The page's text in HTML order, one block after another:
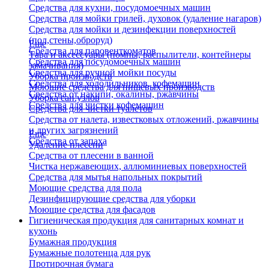
Средства для кухни, посудомоечных машин
Средства для мойки грилей, духовок (удаление нагаров)
Средства для мойки и дезинфекции поверхностей
(пол,стены,оброруд)
Средства для паровенткоматов
Средства для посудомоечных машин
Средства для ручной мойки посуды
Средства для холодильников, кофемашин
Средства от накипи, окалины, ржавчины
Средства для чистки кофемашин
Еще
Тара и аксессуары (помпы, распылители, контейнеры
замачивания)
Уборка производств
Моющие средства для пищевых производств
Уборка сан.узлов
Средства для чистки туалетов
Средства от налета, известковых отложений, ржавчины
и других загрязнений
Средства от запаха
Еще
Удаление плесени
Средства от плесени в ванной
Чистка нержавеющих, аллюминиевых поверхностей
Средства для мытья напольных покрытий
Моющие средства для пола
Дезинфицирующие средства для уборки
Моющие средства для фасадов
Гигиеническая продукция для санитарных комнат и
кухонь
Бумажная продукция
Бумажные полотенца для рук
Протирочная бумага